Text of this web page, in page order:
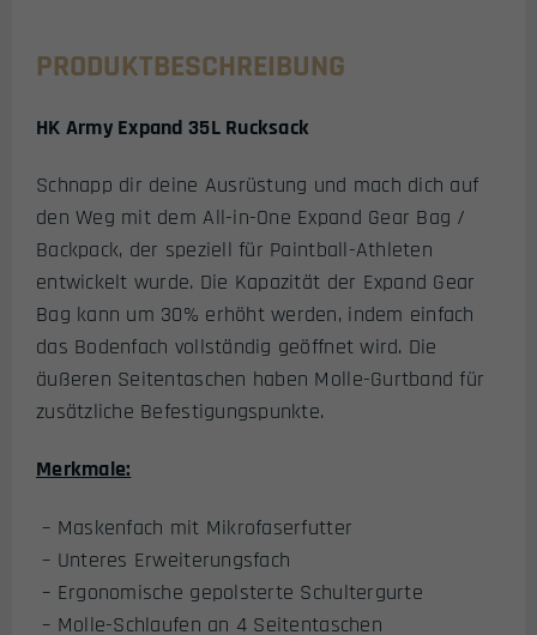
PRODUKTBESCHREIBUNG
HK Army Expand 35L Rucksack
Schnapp dir deine Ausrüstung und mach dich auf
den Weg mit dem All-in-One Expand Gear Bag /
Backpack, der speziell für Paintball-Athleten
entwickelt wurde. Die Kapazität der Expand Gear
Bag kann um 30% erhöht werden, indem einfach
das Bodenfach vollständig geöffnet wird. Die
äußeren Seitentaschen haben Molle-Gurtband für
zusätzliche Befestigungspunkte.
Merkmale:
– Maskenfach mit Mikrofaserfutter
– Unteres Erweiterungsfach
– Ergonomische gepolsterte Schultergurte
– Molle-Schlaufen an 4 Seitentaschen